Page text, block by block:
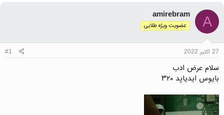
A
amirebram
عضویت ویژه طلایی
27 اکتبر 2022 #1
سلام عرض ادب
بایوس ایدیاپد ۳۲۰